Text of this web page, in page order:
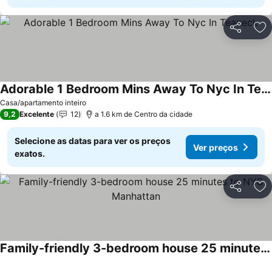
Partilhar
Casa/apartamento inteiro
Adorable 1 Bedroom Mins Away To Nyc In Teaneck
Ver preços
9,2 Excelente 12 a 1.6 km de Centro da cidade
Selecione as datas para ver os preços
exatos.
Ver preços
Partilhar
Family-friendly 3-bedroom house 25 minutes to NYC Manhattan